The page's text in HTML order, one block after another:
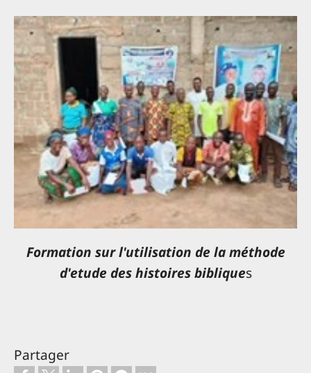
Formation sur l'utilisation de la méthode
d'etude des histoires bibliques
Partager